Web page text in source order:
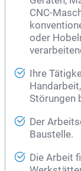
CNC-
oder
Ihre
Störungen
Der
Baustelle.
Die Arbeit